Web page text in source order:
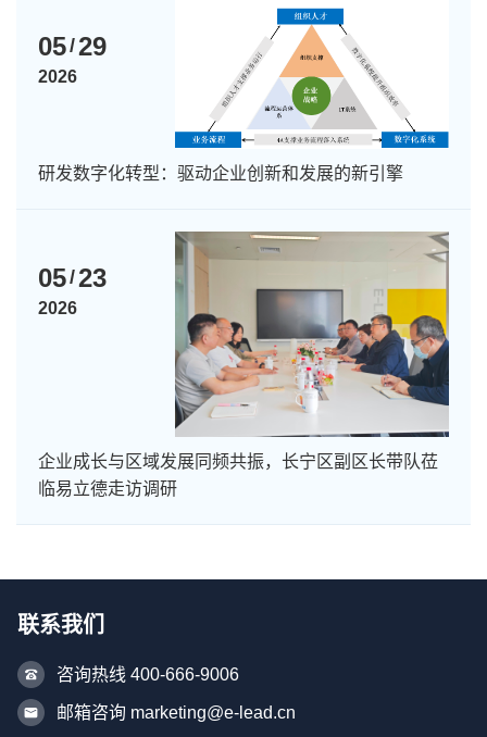
05/29
2026
研发数字化转型：驱动企业创新和发展的新引擎
05/23
2026
企业成长与区域发展同频共振，长宁区副区长带队莅
临易立德走访调研
联系我们
咨询热线 400-666-9006
邮箱咨询 marketing@e-lead.cn